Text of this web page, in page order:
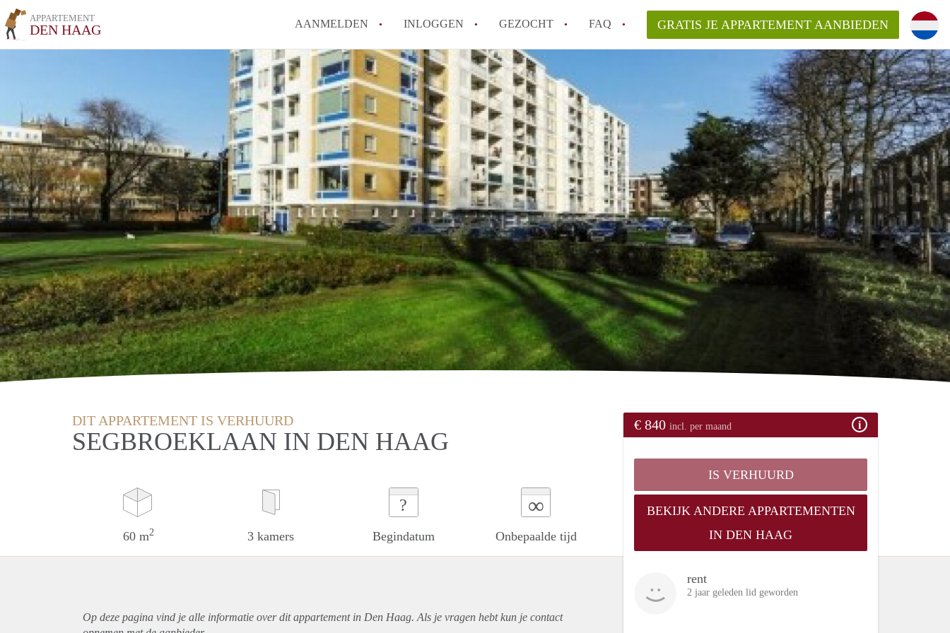
APPARTEMENT
DEN HAAG AANMELDEN INLOGGEN GEZOCHT FAQ
How to translate AppartementDenHaag!
Wat is Appartement-DenHaag?
Hoeveel kost het om te reageren op een Appartement in Den Haag?
Wat is de privacyverklaring van Appartement-DenHaag?
Berekent Appartement-DenHaag
makelaarsvergoeding/bemiddelingsvergoeding?
Alle veelgestelde vragen
GRATIS JE APPARTEMENT AANBIEDEN
DIT APPARTEMENT IS VERHUURD
SEGBROEKLAAN IN DEN HAAG
60 m2 3 kamers
?
Begindatum
∞
Onbepaalde tijd
€ 840 incl. per maand
IS VERHUURD
BEKIJK ANDERE APPARTEMENTEN
IN DEN HAAG
rent
2 jaar geleden lid geworden
Op deze pagina vind je alle informatie over ditappartementin Den Haag. Als je vragen hebt kun je contact